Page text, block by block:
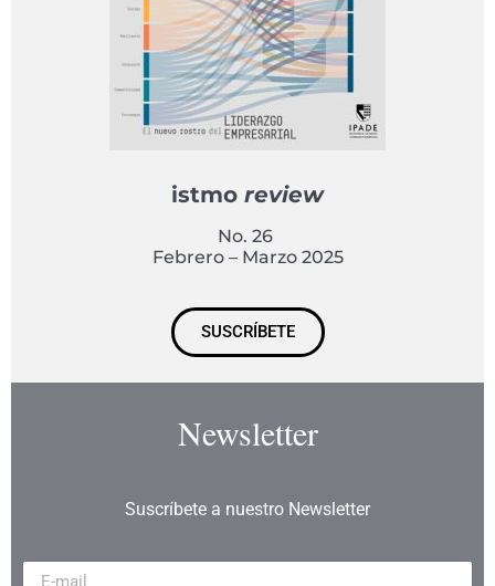
istmo review
No. 26
Febrero – Marzo 2025
SUSCRÍBETE
Newsletter
Suscríbete a nuestro Newsletter